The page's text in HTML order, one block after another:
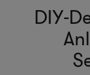
DIY-